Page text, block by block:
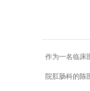
作为一名临床
院肛肠科的陈